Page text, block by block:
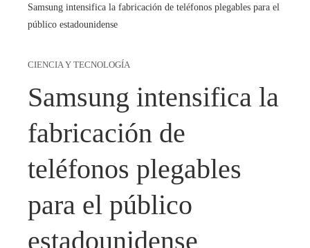
Samsung intensifica la fabricación de teléfonos plegables para el
público estadounidense
CIENCIA Y TECNOLOGÍA
Samsung intensifica la
fabricación de
teléfonos plegables
para el público
estadounidense